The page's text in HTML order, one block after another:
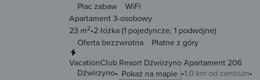
Plac zabaw
WiFi
Apartament 3-osobowy
23 m2 2 łóżka(1 pojedyncze, 1 podwójne)
Oferta bezzwrotna
Płatne z góry
VacationClub Resort Dźwirzyno Apartament 206
Dźwirzyno
Pokaż na mapie 1,0 km od centrum